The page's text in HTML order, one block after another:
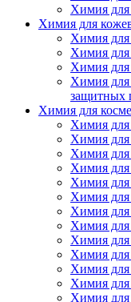
Химия
Химия для
Химия для
Химия для
Химия для
Химия для
защитных
Химия для
Химия для
Химия для
Химия для
Химия для
Химия для
Химия для
Химия для
Химия для
Химия для
Химия для
Химия для
Химия для
Химия для